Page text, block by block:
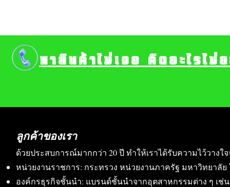
ลูกค้าของเรา
ด้วยประสบการณ์มากกว่า 20 ปี ทำให้เราได้รับความไว้วา
หน่วยงานราชการ: กระทรวง หน่วยงานภาครัฐ มหาวิทยาลัย
องค์กรธุรกิจชั้นนำ: แบรนด์ชั้นนำจากอุตสาหกรรมต่าง ๆ เช่
หาสินค้าไม่เจอ คิดอะไรไ